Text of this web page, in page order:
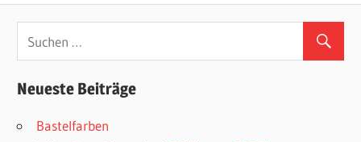
Neueste Beiträge
Bastelfarben